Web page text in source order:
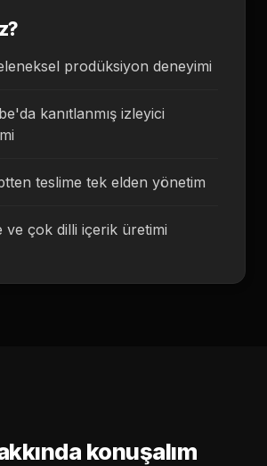
prodüksiyon deneyimi
kanıtlanmış izleyici
teslime tek elden yönetim
ve çok dilli içerik üretimi
konuşalım